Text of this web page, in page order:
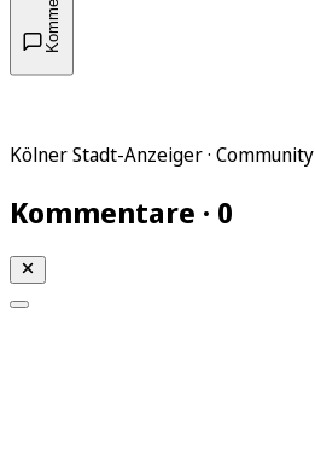
Kölner Stadt-Anzeiger · Community
Kommentare · 0